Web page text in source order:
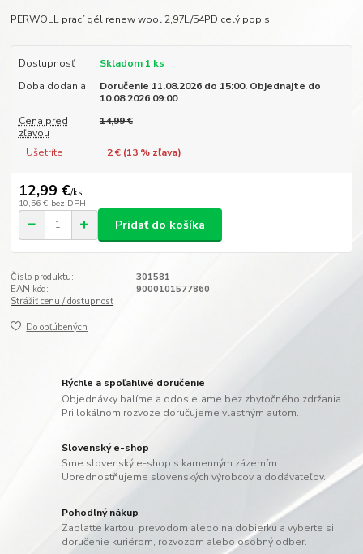
PERWOLL prací gél renew wool 2,97L/54PD celý popis
Dostupnosť
Skladom 1 ks
Doba dodania
Doručenie 11.08.2026 do 15:00. Objednajte do
10.08.2026 09:00
Cena pred
zľavou
14,99 €
Ušetríte 2 € (13% zľava)
12,99 €/ks
10,56 € bez DPH
Pridať do košíka
Číslo produktu:
301581
EAN kód:
9000101577860
Strážiť cenu / dostupnosť
Do obľúbených
Rýchle a spoľahlivé doručenie
Objednávky balíme a odosielame bez zbytočného zdržania.
Pri lokálnom rozvoze doručujeme vlastným autom.
Slovenský e-shop
Sme slovenský e-shop s kamenným zázemím.
Uprednostňujeme slovenských výrobcov a dodávateľov.
Pohodlný nákup
Zaplaťte kartou, prevodom alebo na dobierku a vyberte si
doručenie kuriérom, rozvozom alebo osobný odber.